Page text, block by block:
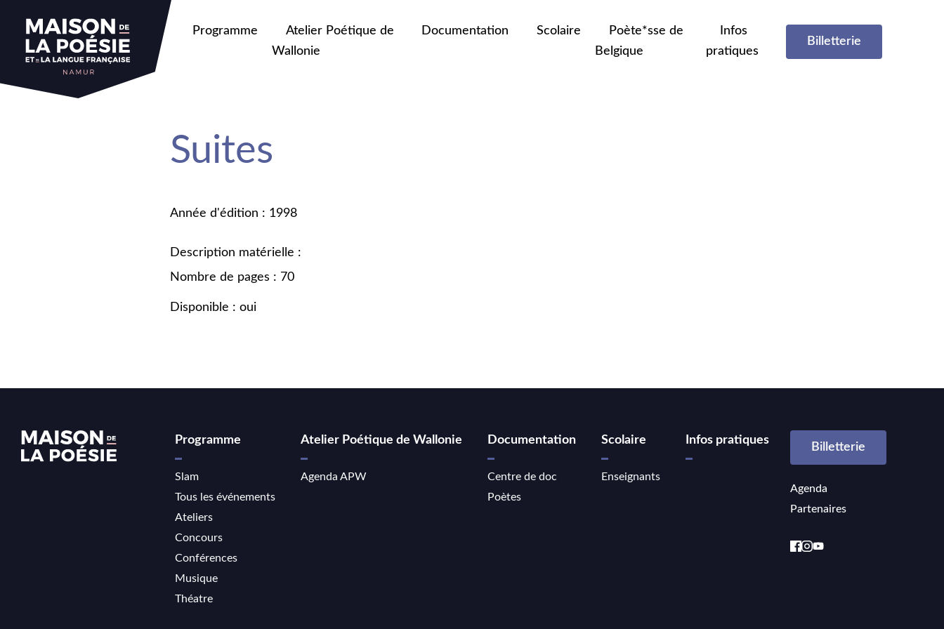
Programme
Atelier Poétique de
Wallonie
Documentation Scolaire
Poète*sse de
Belgique
Infos
pratiques
Billetterie
Suites
Année d'édition : 1998
Description matérielle :
Nombre de pages : 70
Disponible : oui
Programme
Slam
Tous les événements
Ateliers
Concours
Conférences
Musique
Théatre
Atelier Poétique de Wallonie
Agenda APW
Documentation
Centre de doc
Poètes
Scolaire
Enseignants
Infos pratiques
Billetterie
Agenda
Partenaires